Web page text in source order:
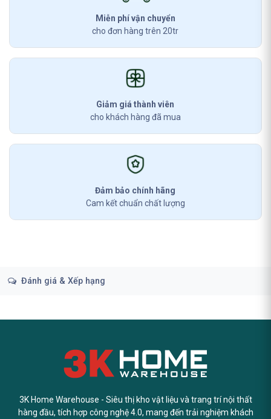
Miễn phí vận chuyển
cho đơn hàng trên 20tr
Giảm giá thành viên
cho khách hàng đã mua
Đảm bảo chính hãng
Cam kết chuẩn chất lượng
Đánh giá & Xếp hạng
3K Home Warehouse - Siêu thị kho vật liệu và trang trí nội thất
hàng đầu, tích hợp công nghệ 4.0, mang đến trải nghiệm khách